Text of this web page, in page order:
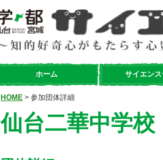
ホーム サイエンス
HOME > 参加団体詳細
仙台二華中学校